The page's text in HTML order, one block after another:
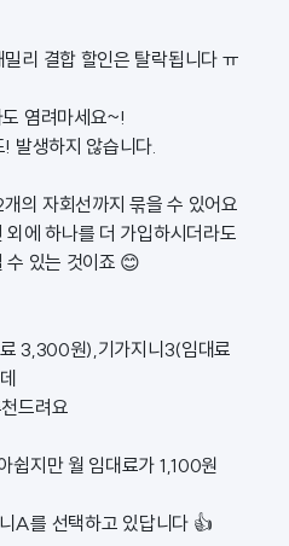
리 결합 할인은 탈락됩니다 ㅠ
염려마세요~!
발생하지 않습니다.
의 자회선까지 묶을 수 있어요
에 하나를 더 가입하시더라도
수 있는 것이죠 😊
3,300원),기가지니3(임대료
드려요
쉽지만 월 임대료가 1,100원
A를 선택하고 있답니다 👍